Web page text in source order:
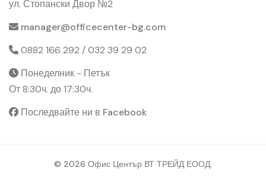
ул. Стопански Двор №2
manager@officecenter-bg.com
0882 166 292 / 032 39 29 02
Понеделник - Петък
От 8:30ч. до 17:30ч.
Последвайте ни в Facebook
© 2026 Офис Център ВТ ТРЕЙД ЕООД.